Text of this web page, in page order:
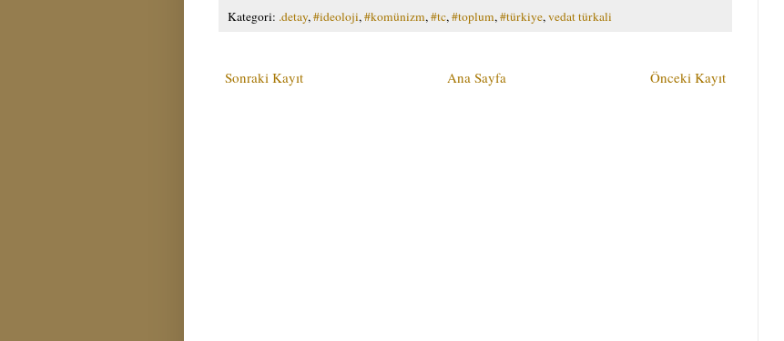
Kategori: .detay,#ideoloji,#komünizm,#tc,#toplum,#türkiye,vedat türkali
Sonraki Kayıt Önceki Kayıt
Ana Sayfa